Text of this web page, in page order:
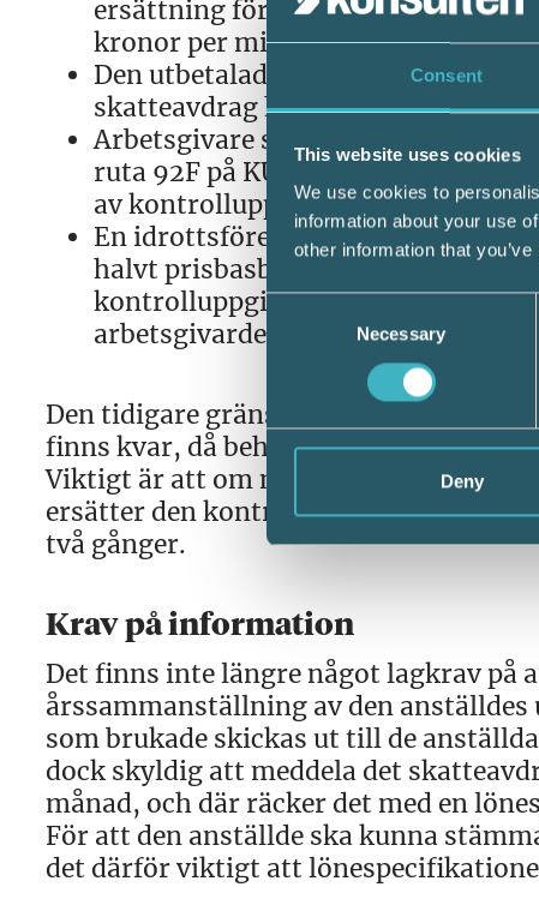
Consent
This website uses cookies
We use cookies to
information about your use
other information that
Consent
Selection
Necessary
Deny
ersättning för tjänsteresor med
kronor per mil.
Den utbetalade ersättningen är
skatteavdrag har inte gjorts.
Arbetsgivare som lämnar uppgift
ruta 92F på KU14 ”Särskild
av kontrolluppgifter”.
En idrottsförening som betalar ut
halvt prisbasbelopp) till en
kontrolluppgift, men kan att i
arbetsgivardeklaration.
Den tidigare gränsen för ersättning
finns kvar, då behövs varken
Viktigt är att om man väljer att
ersätter den kontrolluppgifterna helt,
två gånger.
Krav på information
Det finns inte längre något lagkrav på
årssammanställning av den
som brukade skickas ut till de
dock skyldig att meddela det
månad, och där räcker det med en
För att den anställde ska kunna
det därför viktigt att